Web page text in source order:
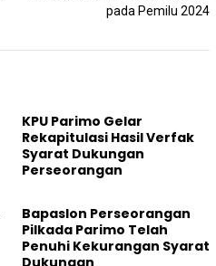
pada Pemilu 2024
KPU Parimo Gelar
Rekapitulasi Hasil Verfak
Syarat Dukungan
Perseorangan
Bapaslon Perseorangan
Pilkada Parimo Telah
Penuhi Kekurangan Syarat
Dukungan